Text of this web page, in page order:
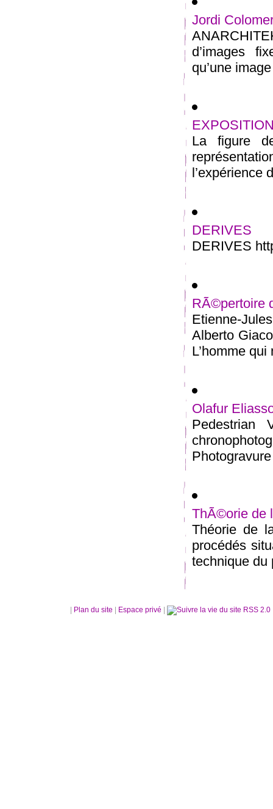
Jordi
d’images
qu’une
La figure
l’expérience
DERIVES
DERIVES
RÃ©pertoire
Etienne-
Alberto
L’homme
Olafur
Pedestrian
ThÃ©orie de
Théorie de
procédés
technique du
Plan du site Espace privé RSS 2.0